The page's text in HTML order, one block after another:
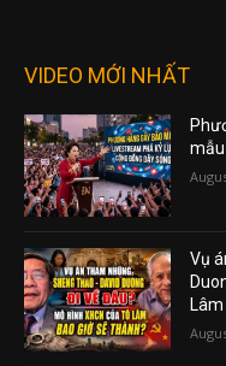
VIDEO MỚI NHẤT
mẫu
Vụ